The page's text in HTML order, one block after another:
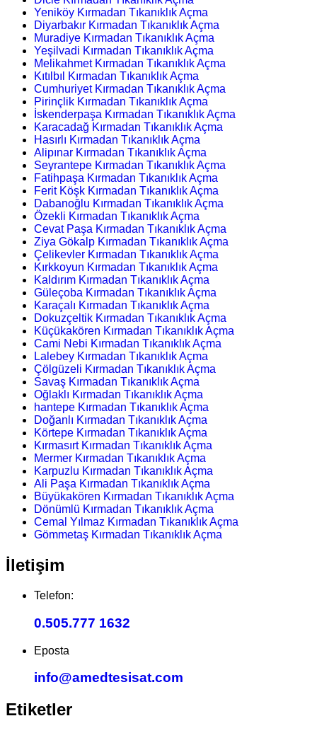
Yeniköy Kırmadan Tıkanıklık Açma
Diyarbakır Kırmadan Tıkanıklık Açma
Muradiye Kırmadan Tıkanıklık Açma
Yeşilvadi Kırmadan Tıkanıklık Açma
Melikahmet Kırmadan Tıkanıklık Açma
Kıtılbıl Kırmadan Tıkanıklık Açma
Cumhuriyet Kırmadan Tıkanıklık Açma
Pirinçlik Kırmadan Tıkanıklık Açma
İskenderpaşa Kırmadan Tıkanıklık Açma
Karacadağ Kırmadan Tıkanıklık Açma
Hasırlı Kırmadan Tıkanıklık Açma
Alipınar Kırmadan Tıkanıklık Açma
Seyrantepe Kırmadan Tıkanıklık Açma
Fatihpaşa Kırmadan Tıkanıklık Açma
Ferit Köşk Kırmadan Tıkanıklık Açma
Dabanoğlu Kırmadan Tıkanıklık Açma
Özekli Kırmadan Tıkanıklık Açma
Cevat Paşa Kırmadan Tıkanıklık Açma
Ziya Gökalp Kırmadan Tıkanıklık Açma
Çelikevler Kırmadan Tıkanıklık Açma
Kırkkoyun Kırmadan Tıkanıklık Açma
Kaldırım Kırmadan Tıkanıklık Açma
Güleçoba Kırmadan Tıkanıklık Açma
Karaçalı Kırmadan Tıkanıklık Açma
Dokuzçeltik Kırmadan Tıkanıklık Açma
Küçükakören Kırmadan Tıkanıklık Açma
Cami Nebi Kırmadan Tıkanıklık Açma
Lalebey Kırmadan Tıkanıklık Açma
Çölgüzeli Kırmadan Tıkanıklık Açma
Savaş Kırmadan Tıkanıklık Açma
Oğlaklı Kırmadan Tıkanıklık Açma
hantepe Kırmadan Tıkanıklık Açma
Doğanlı Kırmadan Tıkanıklık Açma
Körtepe Kırmadan Tıkanıklık Açma
Kırmasırt Kırmadan Tıkanıklık Açma
Mermer Kırmadan Tıkanıklık Açma
Karpuzlu Kırmadan Tıkanıklık Açma
Ali Paşa Kırmadan Tıkanıklık Açma
Büyükakören Kırmadan Tıkanıklık Açma
Dönümlü Kırmadan Tıkanıklık Açma
Cemal Yılmaz Kırmadan Tıkanıklık Açma
Gömmetaş Kırmadan Tıkanıklık Açma
İletişim
Telefon:
0.505.777 1632
Eposta
info@amedtesisat.com
Etiketler